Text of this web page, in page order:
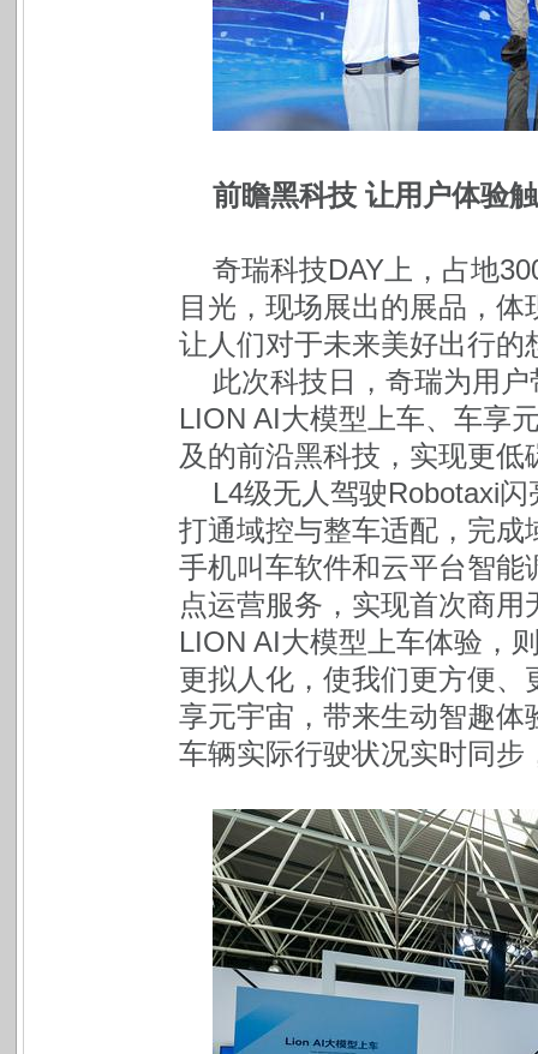
前瞻黑科技 让用户体验
奇瑞科技DAY上，占地
目光，现场展出的展品，
让人们对于未来美好出行的
此次科技日，奇瑞为用
LION AI大模型上车、车享
及的前沿黑科技，实现更
L4级无人驾驶Robotaxi
打通域控与整车适配，完
手机叫车软件和云平台智
点运营服务，实现首次商
LION AI大模型上车体验，
更拟人化，使我们更方便
享元宇宙，带来生动智趣
车辆实际行驶状况实时同